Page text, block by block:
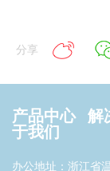
分享
产品中心 解
于我们
办公地址：浙江省